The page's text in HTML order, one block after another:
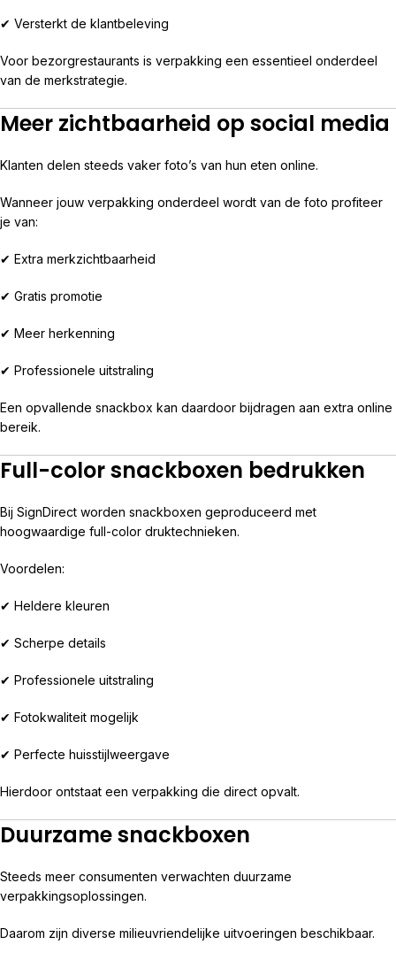
✔ Versterkt de klantbeleving
Voor bezorgrestaurants is verpakking een essentieel onderdeel
van de merkstrategie.
Meer zichtbaarheid op social media
Klanten delen steeds vaker foto’s van hun eten online.
Wanneer jouw verpakking onderdeel wordt van de foto profiteer
je van:
✔ Extra merkzichtbaarheid
✔ Gratis promotie
✔ Meer herkenning
✔ Professionele uitstraling
Een opvallende snackbox kan daardoor bijdragen aan extra online
bereik.
Full-color snackboxen bedrukken
Bij SignDirect worden snackboxen geproduceerd met
hoogwaardige full-color druktechnieken.
Voordelen:
✔ Heldere kleuren
✔ Scherpe details
✔ Professionele uitstraling
✔ Fotokwaliteit mogelijk
✔ Perfecte huisstijlweergave
Hierdoor ontstaat een verpakking die direct opvalt.
Duurzame snackboxen
Steeds meer consumenten verwachten duurzame
verpakkingsoplossingen.
Daarom zijn diverse milieuvriendelijke uitvoeringen beschikbaar.